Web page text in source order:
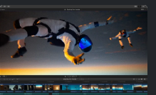
打造完美的音乐律动
的伴奏风格
声部，以及原声鼓或电